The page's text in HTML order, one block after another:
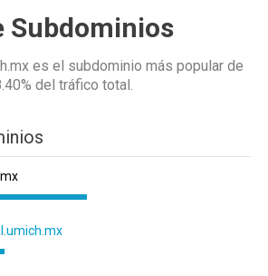
Subdominios
es el subdominio más popular de
del tráfico total.